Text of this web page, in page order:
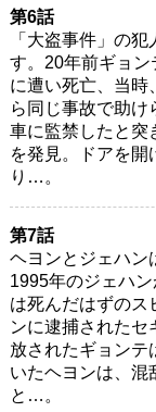
第6話
「大盗事件」の
す。20年前ギョ
に遭い死亡、当時
ら同じ事故で助け
車に監禁したと突
を発見。ドアを開
り…。
第7話
ヘヨンとジェハン
1995年のジェハ
は死んだはずのス
ンに逮捕されたセ
放されたギョンテ
いたヘヨンは、混
と…。